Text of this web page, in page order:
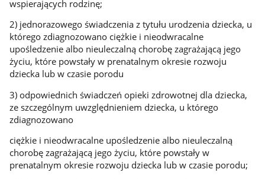
wspierających rodzinę;
2) jednorazowego świadczenia z tytułu urodzenia dziecka, u
którego zdiagnozowano ciężkie i nieodwracalne
upośledzenie albo nieuleczalną chorobę zagrażającą jego
życiu, które powstały w prenatalnym okresie rozwoju
dziecka lub w czasie porodu
3) odpowiednich świadczeń opieki zdrowotnej dla dziecka,
ze szczególnym uwzględnieniem dziecka, u którego
zdiagnozowano
ciężkie i nieodwracalne upośledzenie albo nieuleczalną
chorobę zagrażającą jego życiu, które powstały w
prenatalnym okresie rozwoju dziecka lub w czasie porodu;